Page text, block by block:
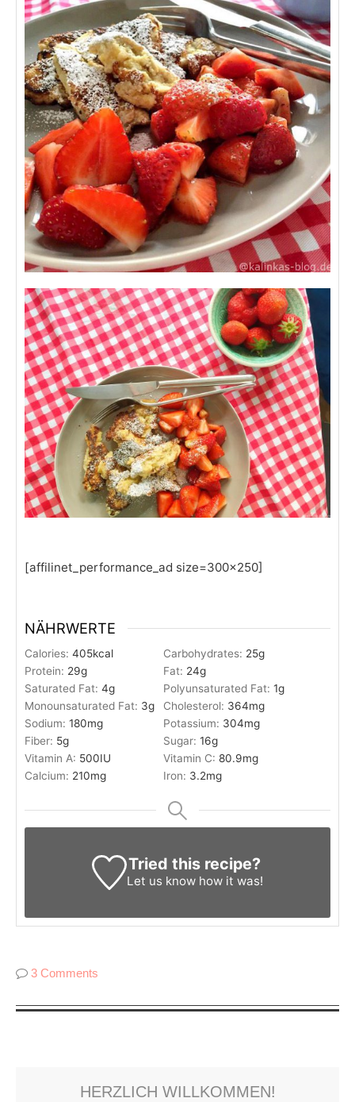
[affilinet_performance_ad size=300x250]
NÄHRWERTE
Calories: 405kcal Carbohydrates: 25g
Protein: 29g Fat: 24g
Saturated Fat: 4g Polyunsaturated Fat: 1g
Monounsaturated Fat: 3g Cholesterol: 364mg
Sodium: 180mg Potassium: 304mg
Fiber: 5g Sugar: 16g
Vitamin A: 500IU Vitamin C: 80.9mg
Calcium: 210mg Iron: 3.2mg
Tried this recipe?
Let us knowhow it was!
3 Comments
HERZLICH WILLKOMMEN!